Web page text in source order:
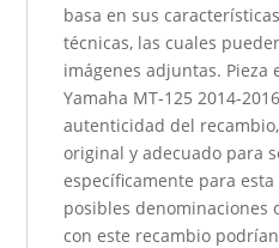
basa en sus
técnicas, las cuales
imágenes adjuntas. Pieza
Yamaha MT-125 2014-
autenticidad del
original y adecuado para
específicamente para
posibles denominaciones
con este recambio podrían